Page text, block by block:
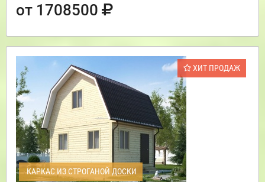
от 1708500
ХИТ ПРОДАЖ
КАРКАС ИЗ СТРОГАНОЙ ДОСКИ